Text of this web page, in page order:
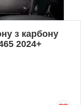
з карбону
2024+